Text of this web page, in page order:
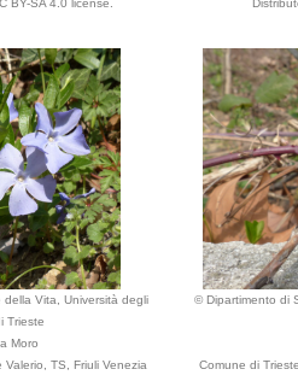
BY-SA 4.0 license.
Vita, Università degli
Trieste
Moro
TS, Friuli Venezia
© Dipartimento di
Comune di